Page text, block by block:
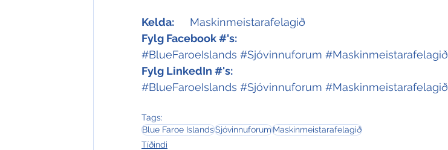
Kelda:
	Maskinmeistarafelagið
Fylg Facebook #'s:
#BlueFaroeIslands #Sjóvinnuforum #Maskinmeistarafelagið
Fylg LinkedIn #'s:
#BlueFaroeIslands #Sjóvinnuforum #Maskinmeistarafelagið
Tags:
Blue Faroe IslandsSjóvinnuforumMaskinmeistarafelagið
Tíðindi